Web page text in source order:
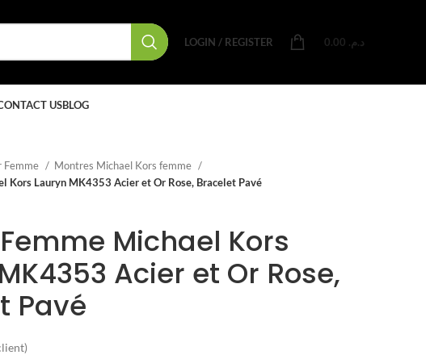
LOGIN / REGISTER د.م.
USBLOG
Femme
Montres Michael Kors femme
Kors Lauryn MK4353 Acier et Or Rose, Bracelet Pavé
Michael Kors
Acier et Or Rose,
Pavé